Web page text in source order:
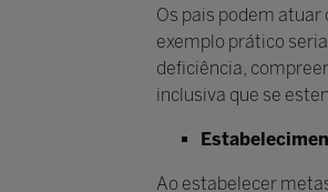
Os pais podem
exemplo prático
deficiência,
inclusiva que se
Ao estabelecer